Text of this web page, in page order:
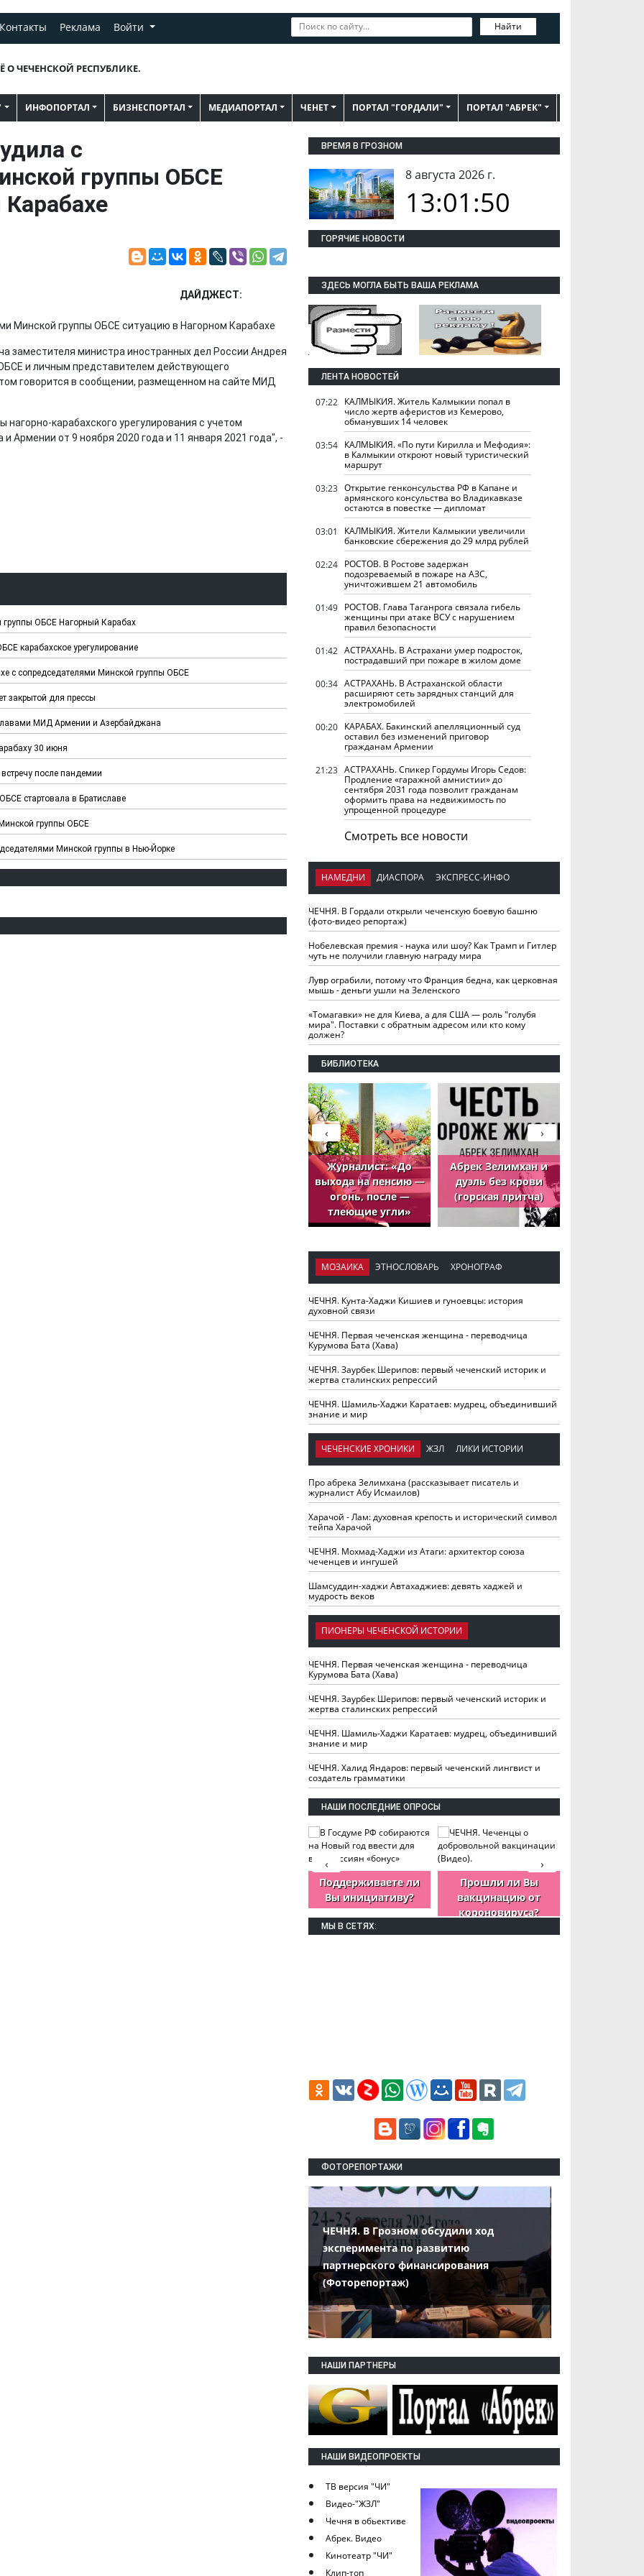
Контакты Реклама Войти Найти
О ЧЕЧЕНСКОЙ РЕСПУБЛИКЕ.
ИНФОПОРТАЛ БИЗНЕСПОРТАЛ МЕДИАПОРТАЛ ЧЕНЕТ ПОРТАЛ "ГОРДАЛИ" ПОРТАЛ "АБРЕК"
с
группы ОБСЕ
ДАЙДЖЕСТ:
заместителя министра иностранных дел России Андрея
и личным представителем действующего
говорится в сообщении, размещенном на сайте МИД
карабахского урегулирования с учетом
Армении от 9 ноября 2020 года и 11 января 2021 года", -
ОБСЕ Нагорный Карабах
карабахское урегулирование
с сопредседателями Минской группы ОБСЕ
закрытой для прессы
МИД Армении и Азербайджана
30 июня
после пандемии
стартовала в Братиславе
группы ОБСЕ
Минской группы в Нью-Йорке
ВРЕМЯ В ГРОЗНОМ
8 августа 2026 г.
13:01:51
ГОРЯЧИЕ НОВОСТИ
ЗДЕСЬ МОГЛА БЫТЬ ВАША РЕКЛАМА
ЛЕНТА НОВОСТЕЙ
07:22 КАЛМЫКИЯ. Житель Калмыкии попал в
число жертв аферистов из Кемерово,
обманувших 14 человек
03:54 КАЛМЫКИЯ. «По пути Кирилла и Мефодия»:
в Калмыкии откроют новый туристический
маршрут
03:23 Открытие генконсульства РФ в Капане и
армянского консульства во Владикавказе
остаются в повестке — дипломат
03:01
КАЛМЫКИЯ. Жители Калмыкии увеличили
банковские сбережения до 29 млрд рублей
02:24 РОСТОВ. В Ростове задержан
подозреваемый в пожаре на АЗС,
уничтожившем 21 автомобиль
01:49 РОСТОВ. Глава Таганрога связала гибель
женщины при атаке ВСУ с нарушением
правил безопасности
01:42 АСТРАХАНЬ. В Астрахани умер подросток,
пострадавший при пожаре в жилом доме
00:34 АСТРАХАНЬ. В Астраханской области
расширяют сеть зарядных станций для
электромобилей
00:20 КАРАБАХ. Бакинский апелляционный суд
оставил без изменений приговор
гражданам Армении
21:23 АСТРАХАНЬ. Спикер Гордумы Игорь Седов:
Продление «гаражной амнистии» до
сентября 2031 года позволит гражданам
оформить права на недвижимость по
упрощенной процедуре
Смотреть все новости
НАМЕДНИ ДИАСПОРА ЭКСПРЕСС-ИНФО
ЧЕЧНЯ. В Гордали открыли чеченскую боевую башню
(фото-видео репортаж)
Нобелевская премия - наука или шоу? Как Трамп и Гитлер
чуть не получили главную награду мира
Лувр ограбили, потому что Франция бедна, как церковная
мышь - деньги ушли на Зеленского
«Томагавки» не для Киева, а для США — роль "голубя
мира". Поставки с обратным адресом или кто кому
должен?
БИБЛИОТЕКА
Журналист: «До
выхода на пенсию —
огонь, после —
тлеющие угли»
Абрек Зелимхан и
дуэль без крови
(горская притча)
›
‹
МОЗАИКА ЭТНОСЛОВАРЬ ХРОНОГРАФ
ЧЕЧНЯ. Кунта-Хаджи Кишиев и гуноевцы: история
духовной связи
ЧЕЧНЯ. Первая чеченская женщина - переводчица
Курумова Бата (Хава)
ЧЕЧНЯ. Заурбек Шерипов: первый чеченский историк и
жертва сталинских репрессий
ЧЕЧНЯ. Шамиль-Хаджи Каратаев: мудрец, объединивший
знание и мир
ЧЕЧЕНСКИЕ ХРОНИКИ ЖЗЛ ЛИКИ ИСТОРИИ
Про абрека Зелимхана (рассказывает писатель и
журналист Абу Исмаилов)
Харачой - Лам: духовная крепость и исторический символ
тейпа Харачой
ЧЕЧНЯ. Мохмад-Хаджи из Атаги: архитектор союза
чеченцев и ингушей
Шамсуддин-хаджи Автахаджиев: девять хаджей и
мудрость веков
ПИОНЕРЫ ЧЕЧЕНСКОЙ ИСТОРИИ
ЧЕЧНЯ. Первая чеченская женщина - переводчица
Курумова Бата (Хава)
ЧЕЧНЯ. Заурбек Шерипов: первый чеченский историк и
жертва сталинских репрессий
ЧЕЧНЯ. Шамиль-Хаджи Каратаев: мудрец, объединивший
знание и мир
ЧЕЧНЯ. Халид Яндаров: первый чеченский лингвист и
создатель грамматики
НАШИ ПОСЛЕДНИЕ ОПРОСЫ
Поддерживаете ли
Вы инициативу?
Прошли ли Вы
вакцинацию от
короновируса?
›
‹
МЫ В СЕТЯХ:
ФОТОРЕПОРТАЖИ
ЧЕЧНЯ. В Грозном обсудили ход
эксперимента по развитию
партнерского финансирования
(Фоторепортаж)
НАШИ ПАРТНЕРЫ
НАШИ ВИДЕОПРОЕКТЫ
ТВ версия "ЧИ"
Видео-"ЖЗЛ"
Чечня в обьективе
Абрек. Видео
Кинотеатр "ЧИ"
Клип-топ